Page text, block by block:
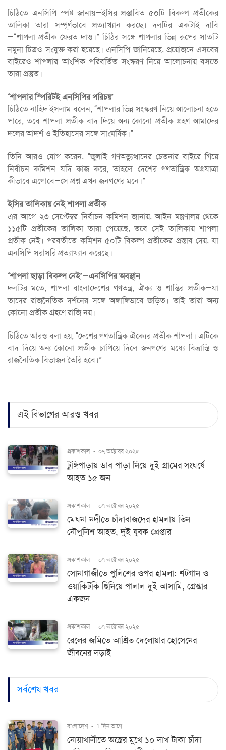
চিঠিতে এনসিপি স্পষ্ট জানায়—ইসির প্রস্তাবিত ৫০টি বিকল্প প্রতীকের
তালিকা তারা সম্পূর্ণভাবে প্রত্যাখ্যান করছে। দলটির একটাই দাবি
—“শাপলা প্রতীক ফেরত দাও।” চিঠির সঙ্গে শাপলার ভিন্ন রূপের সাতটি
নমুনা চিত্রও সংযুক্ত করা হয়েছে। এনসিপি জানিয়েছে, প্রয়োজনে এসবের
বাইরেও শাপলার আংশিক পরিবর্তিত সংস্করণ নিয়ে আলোচনায় বসতে
তারা প্রস্তুত।
‘শাপলার স্পিরিটই এনসিপির পরিচয়’
চিঠিতে নাহিদ ইসলাম বলেন, “শাপলার ভিন্ন সংস্করণ নিয়ে আলোচনা হতে
পারে, তবে শাপলা প্রতীক বাদ দিয়ে অন্য কোনো প্রতীক গ্রহণ আমাদের
দলের আদর্শ ও ইতিহাসের সঙ্গে সাংঘর্ষিক।”
তিনি আরও যোগ করেন, “জুলাই গণঅভ্যুত্থানের চেতনার বাইরে গিয়ে
নির্বাচন কমিশন যদি কাজ করে, তাহলে দেশের গণতান্ত্রিক অগ্রযাত্রা
কীভাবে এগোবে—সে প্রশ্ন এখন জনগণের মনে।”
ইসির তালিকায় নেই শাপলা প্রতীক
এর আগে ২৩ সেপ্টেম্বর নির্বাচন কমিশন জানায়, আইন মন্ত্রণালয় থেকে
১১৫টি প্রতীকের তালিকা তারা পেয়েছে, তবে সেই তালিকায় শাপলা
প্রতীক নেই। পরবর্তীতে কমিশন ৫০টি বিকল্প প্রতীকের প্রস্তাব দেয়, যা
এনসিপি সরাসরি প্রত্যাখ্যান করেছে।
‘শাপলা ছাড়া বিকল্প নেই’—এনসিপির অবস্থান
দলটির মতে, শাপলা বাংলাদেশের গণতন্ত্র, ঐক্য ও শান্তির প্রতীক—যা
তাদের রাজনৈতিক দর্শনের সঙ্গে অঙ্গাঙ্গিভাবে জড়িত। তাই তারা অন্য
কোনো প্রতীক গ্রহণে রাজি নয়।
চিঠিতে আরও বলা হয়, “দেশের গণতান্ত্রিক ঐক্যের প্রতীক শাপলা। এটিকে
বাদ দিয়ে অন্য কোনো প্রতীক চাপিয়ে দিলে জনগণের মধ্যে বিভ্রান্তি ও
রাজনৈতিক বিভাজন তৈরি হবে।”
এই বিভাগের আরও খবর
প্রকাশকাল - ০৭ অক্টোবর ২০২৫
টুঙ্গিপাড়ায় ডাব পাড়া নিয়ে দুই গ্রামের সংঘর্ষে
আহত ১৫ জন
প্রকাশকাল - ০৭ অক্টোবর ২০২৫
মেঘনা নদীতে চাঁদাবাজদের হামলায় তিন
নৌপুলিশ আহত, দুই যুবক গ্রেপ্তার
প্রকাশকাল - ০৭ অক্টোবর ২০২৫
সোনাগাজীতে পুলিশের ওপর হামলা: শটগান ও
ওয়াকিটকি ছিনিয়ে পালাল দুই আসামি, গ্রেপ্তার
একজন
প্রকাশকাল - ০৭ অক্টোবর ২০২৫
রেলের জমিতে আশ্রিত দেলোয়ার হোসেনের
জীবনের লড়াই
সর্বশেষ খবর
বাংলাদেশ - 1 দিন আগে
নোয়াখালীতে অস্ত্রের মুখে ১০ লাখ টাকা চাঁদা